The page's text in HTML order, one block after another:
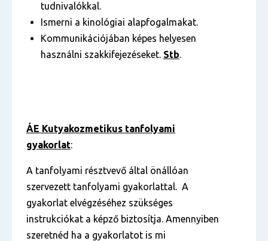
tudnivalókkal.
Ismerni a kinológiai alapfogalmakat.
Kommunikációjában képes helyesen
használni szakkifejezéseket. Stb.
ÁE Kutyakozmetikus tanfolyami
gyakorlat:
A tanfolyami résztvevő által önállóan
szervezett tanfolyami gyakorlattal. A
gyakorlat elvégzéséhez szükséges
instrukciókat a képző biztosítja. Amennyiben
szeretnéd ha a gyakorlatot is mi